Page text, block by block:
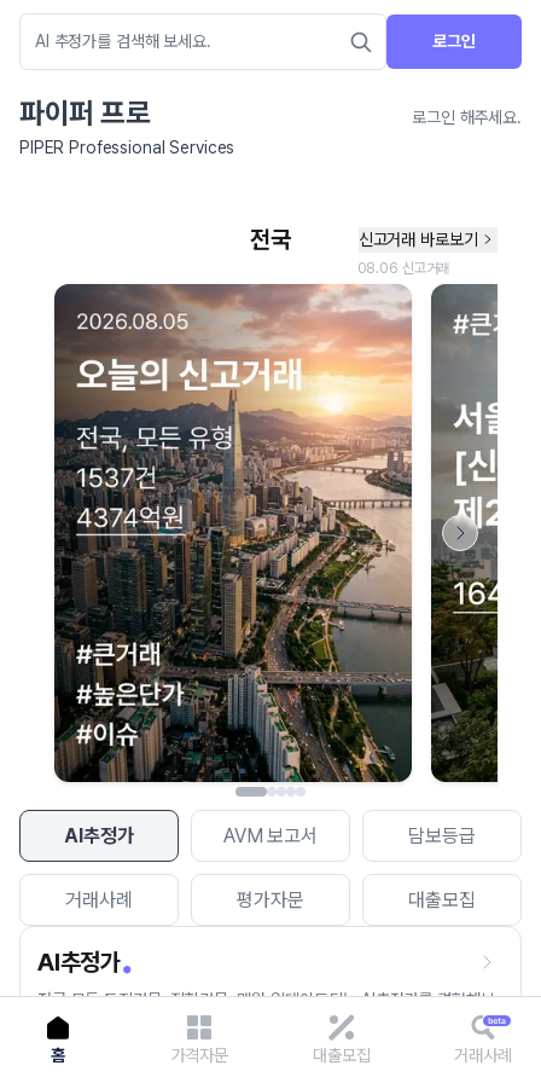
로그인
파이퍼 프로
로그인 해주세요.
PIPER Professional Services
AI추정가 AVM 보고서 담보등급
거래사례 평가자문 대출모집
AI추정가
전국 모든 토지건물, 집합건물, 매월 업데이트되는 AI추정가를 경험해보
세요.
네이버 지도 연결 안내
현재 네이버 지도 연결이 원활하지 않아 지도를 불러올 수 없습니다.
이용에 불편을 드려 죄송합니다.
다시 시도
홈 가격자문 대출모집 거래사례